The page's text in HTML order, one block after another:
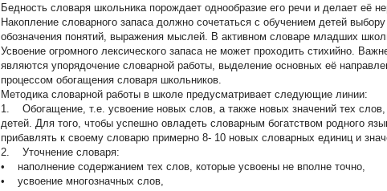
Бедность словаря школьника порождает однообразие его речи и делает её
Накопление словарного запаса должно сочетаться с обучением детей
обозначения понятий, выражения мыслей. В активном словаре младших
Усвоение огромного лексического запаса не может проходить стихийно.
являются упорядочение словарной работы, выделение основных её
процессом обогащения словаря школьников.
Методика словарной работы в школе предусматривает следующие линии:
1. Обогащение, т.е. усвоение новых слов, а также новых значений тех
детей. Для того, чтобы успешно овладеть словарным богатством родного
прибавлять к своему словарю примерно 8- 10 новых словарных единиц и
2. Уточнение словаря:
•
наполнение содержанием тех слов, которые усвоены не вполне точно,
•
усвоение многозначных слов,